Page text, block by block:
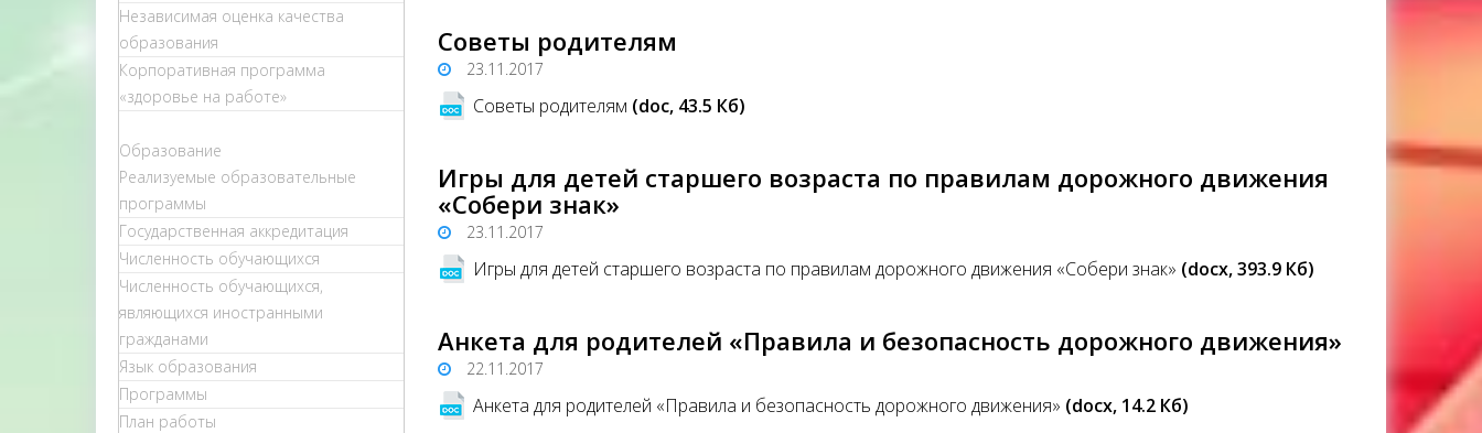
Независимая оценка качества
образования
Корпоративная программа
«здоровье на работе»
Образование
Реализуемые образовательные
программы
Государственная аккредитация
Численность обучающихся
Численность обучающихся,
являющихся иностранными
гражданами
Язык образования
Программы
План работы
Советы родителям
23.11.2017
Советы родителям (doc, 43.5 Кб)
Игры для детей старшего возраста по правилам дорожного движения
«Собери знак»
23.11.2017
Игры для детей старшего возраста по правилам дорожного движения «Собери знак» (docx, 393.9 Кб)
Анкета для родителей «Правила и безопасность дорожного движения»
22.11.2017
Анкета для родителей «Правила и безопасность дорожного движения» (docx, 14.2 Кб)